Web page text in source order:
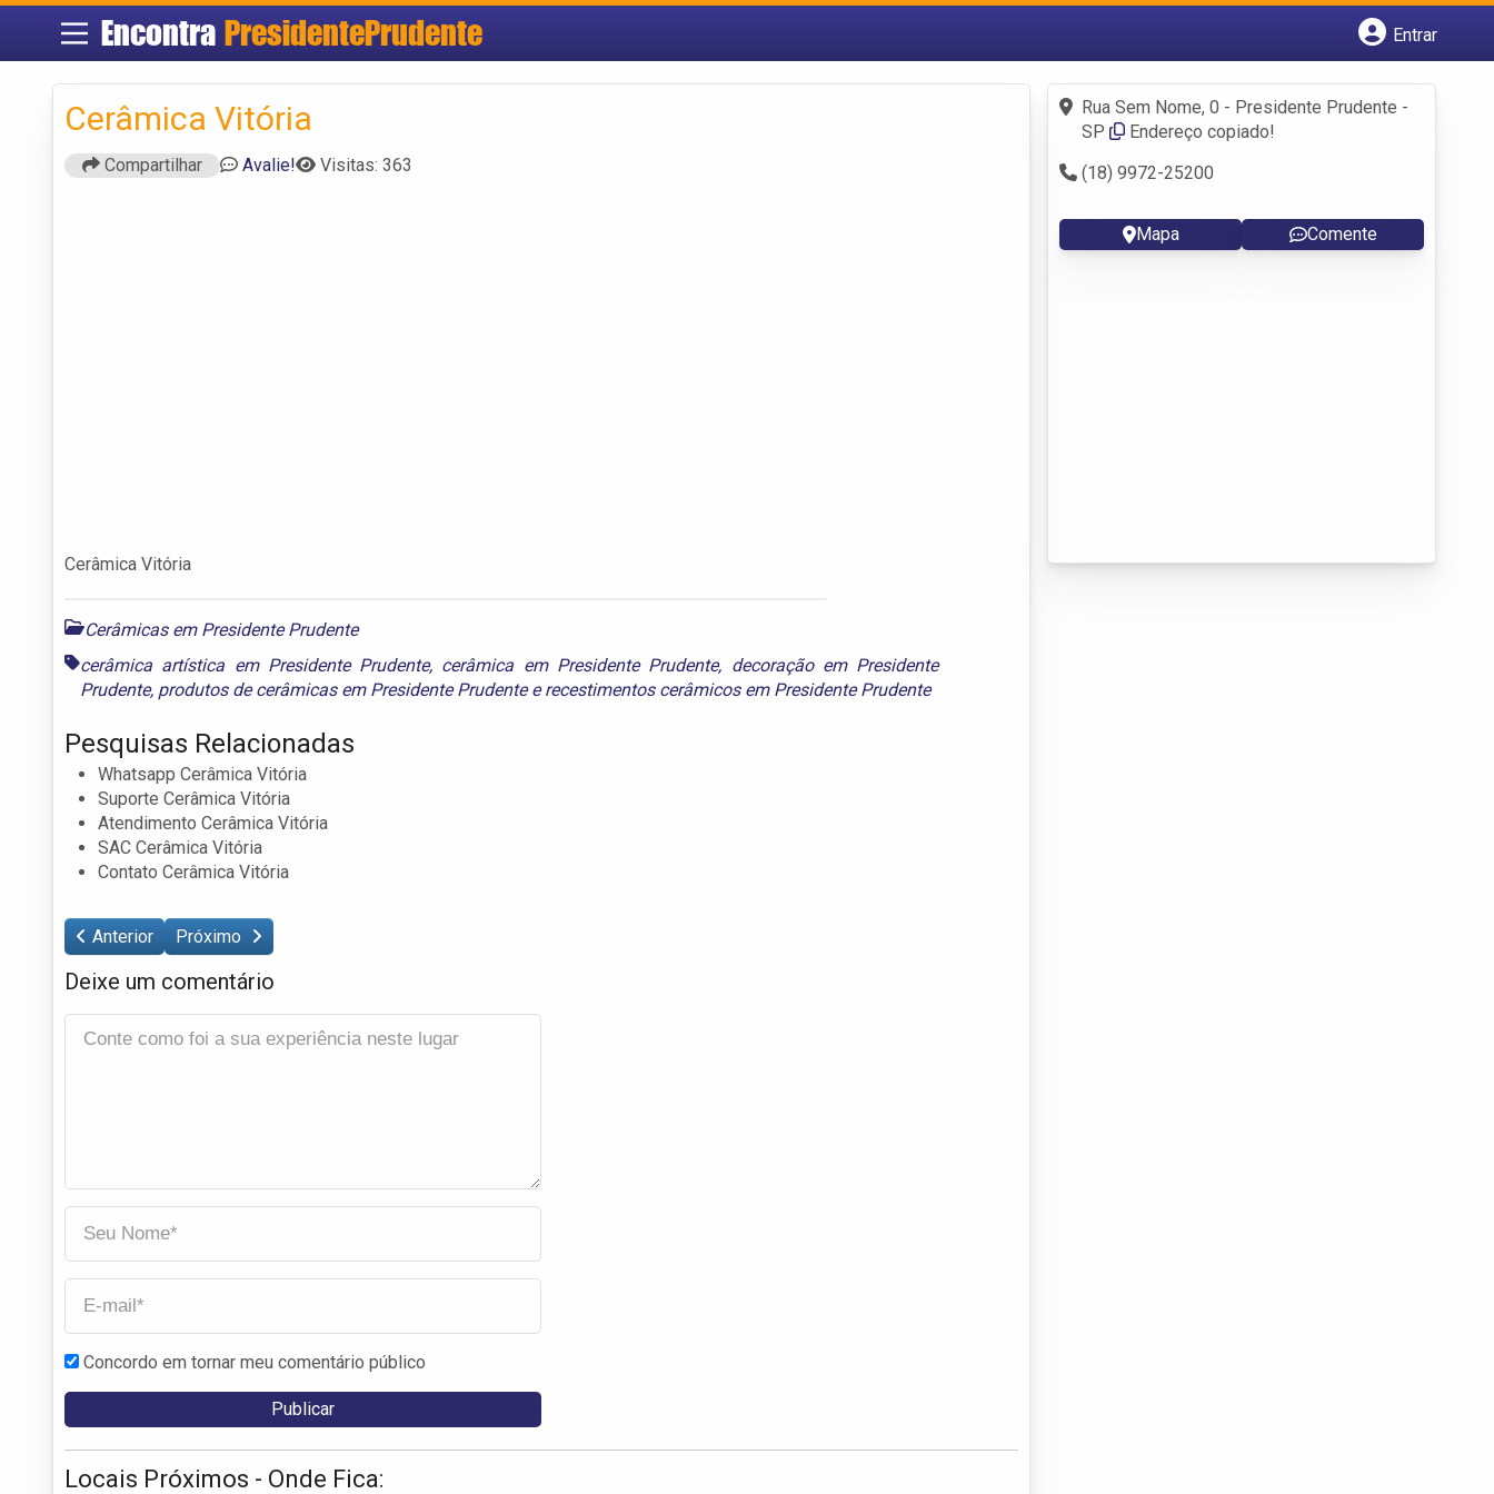
Encontra PresidentePrudente
Entrar
Fazer login
Criar conta
Cerâmica Vitória
Compartilhar Avalie! Visitas: 363
Cerâmica Vitória
Cerâmicas em Presidente Prudente
cerâmica artística em Presidente Prudente, cerâmica em Presidente Prudente, decoração em Presidente
Prudente, produtos de cerâmicas em Presidente Prudenteerecestimentos cerâmicos em Presidente Prudente
Pesquisas Relacionadas
Whatsapp Cerâmica Vitória
Suporte Cerâmica Vitória
Atendimento Cerâmica Vitória
SAC Cerâmica Vitória
Contato Cerâmica Vitória
Anterior Próximo
Deixe um comentário
Concordo em tornar meu comentário público
Locais Próximos - Onde Fica:
Rua Sem Nome, 0 - Presidente Prudente -
SP
Endereço copiado!
(18) 9972-25200
Mapa Comente